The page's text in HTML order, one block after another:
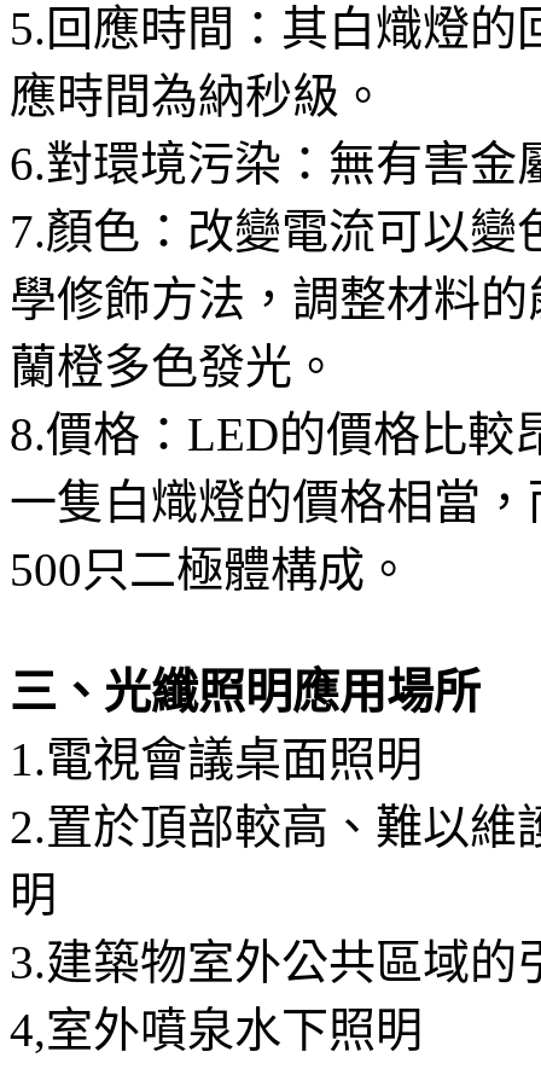
5.回應時間：其白熾燈
應時間為納秒級。
6.對環境污染：無有害金
7.顏色：改變電流可以
學修飾方法，調整材料
蘭橙多色發光。
8.價格：LED的價格比較
一隻白熾燈的價格相當
500只二極體構成。
三、光纖照明應用場所
1.電視會議桌面照明
2.置於頂部較高、難以
明
3.建築物室外公共區域的
4,室外噴泉水下照明